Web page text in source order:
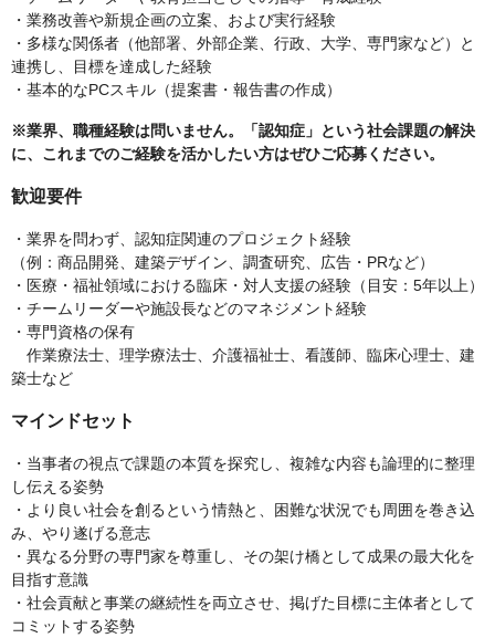
・業務改善や新規企画の立案、および実行経験
・多様な関係者（他部署、外部企業、行政、大学、専門家など）と
連携し、目標を達成した経験
・基本的なPCスキル（提案書・報告書の作成）
※業界、職種経験は問いません。「認知症」という社会課題の解決
に、これまでのご経験を活かしたい方はぜひご応募ください。
歓迎要件
・業界を問わず、認知症関連のプロジェクト経験
（例：商品開発、建築デザイン、調査研究、広告・PRなど）
・医療・福祉領域における臨床・対人支援の経験（目安：5年以上）
・チームリーダーや施設長などのマネジメント経験
・専門資格の保有
作業療法士、理学療法士、介護福祉士、看護師、臨床心理士、建
築士など
マインドセット
・当事者の視点で課題の本質を探究し、複雑な内容も論理的に整理
し伝える姿勢
・より良い社会を創るという情熱と、困難な状況でも周囲を巻き込
み、やり遂げる意志
・異なる分野の専門家を尊重し、その架け橋として成果の最大化を
目指す意識
・社会貢献と事業の継続性を両立させ、掲げた目標に主体者として
コミットする姿勢